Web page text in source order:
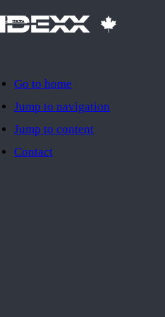
Go to home
Jump to navigation
Jump to content
Contact
IDEXX